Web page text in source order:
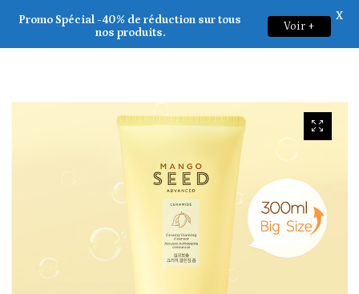
THE FACE SHOP _ Mango Seed Creamy Foaming Cleanser 300ml
Promo Spécial -40% de réduction sur tous
nos produits.
Voir +
X